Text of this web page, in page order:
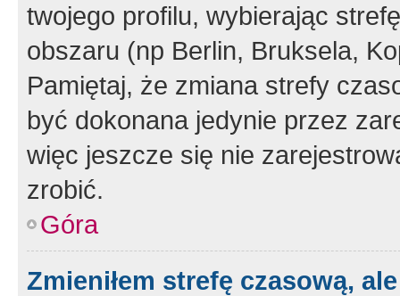
twojego profilu, wybierając
obszaru (np Berlin, Bruksela,
Pamiętaj, że zmiana strefy
być dokonana jedynie przez
więc jeszcze się nie
zrobić.
Góra
Zmieniłem strefę czasową,